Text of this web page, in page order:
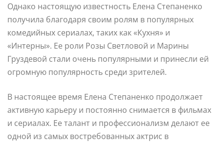
Однако настоящую известность Елена Степаненко
получила благодаря своим ролям в популярных
комедийных сериалах, таких как «Кухня» и
«Интерны». Ее роли Розы Светловой и Марины
Груздевой стали очень популярными и принесли ей
огромную популярность среди зрителей.
В настоящее время Елена Степаненко продолжает
активную карьеру и постоянно снимается в фильмах
и сериалах. Ее талант и профессионализм делают ее
одной из самых востребованных актрис в